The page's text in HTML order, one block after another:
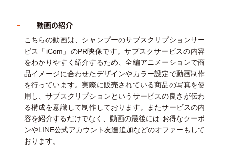
動画の紹介
こちらの動画は、シャンプーのサブスクリプションサー
ビス「iCom」のPR映像です。サブスクサービスの内容
をわかりやすく紹介するため、全編アニメーションで商
品イメージに合わせたデザインやカラー設定で動画制作
を行っています。実際に販売されている商品の写真を使
用し、サブスクリプションというサービスの良さが伝わ
る構成を意識して制作しております。またサービスの内
容を紹介するだけでなく、動画の最後には お得なクーポ
ンやLINE公式アカウント友達追加などのオファーもして
おります。